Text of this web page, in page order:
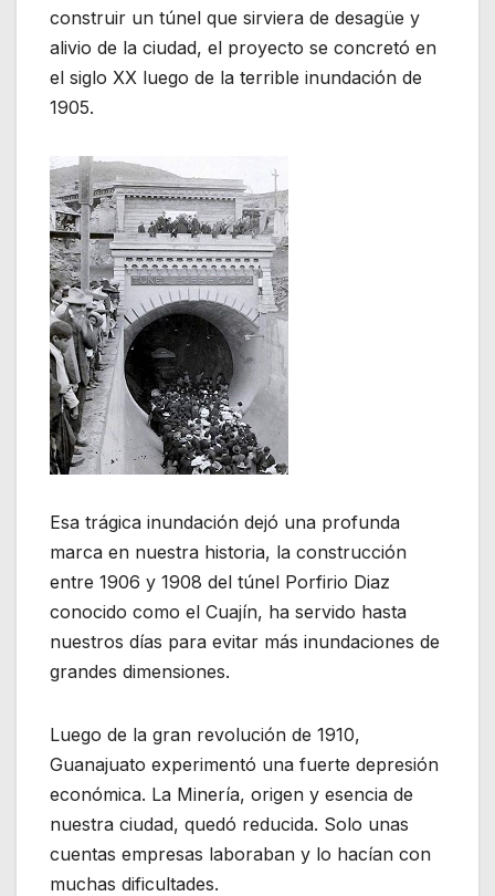
construir un túnel que sirviera de desagüe y
alivio de la ciudad, el proyecto se concretó en
el siglo XX luego de la terrible inundación de
1905.
Esa trágica inundación dejó una profunda
marca en nuestra historia, la construcción
entre 1906 y 1908 del túnel Porfirio Diaz
conocido como el Cuajín, ha servido hasta
nuestros días para evitar más inundaciones de
grandes dimensiones.
Luego de la gran revolución de 1910,
Guanajuato experimentó una fuerte depresión
económica. La Minería, origen y esencia de
nuestra ciudad, quedó reducida. Solo unas
cuentas empresas laboraban y lo hacían con
muchas dificultades.